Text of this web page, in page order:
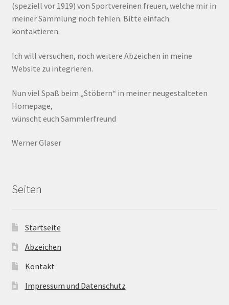
(speziell vor 1919) von Sportvereinen freuen, welche mir in
meiner Sammlung noch fehlen. Bitte einfach
kontaktieren.
Ich will versuchen, noch weitere Abzeichen in meine
Website zu integrieren.
Nun viel Spaß beim „Stöbern“ in meiner neugestalteten
Homepage,
wünscht euch Sammlerfreund
Werner Glaser
Seiten
Startseite
Abzeichen
Kontakt
Impressum und Datenschutz